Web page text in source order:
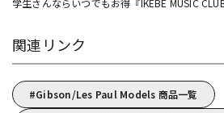
関連リンク
Gibson/Les Paul Models 商品一覧